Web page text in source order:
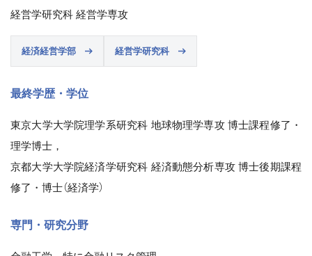
経営学研究科 経営学専攻
経済経営学部 経営学研究科
最終学歴・学位
東京大学大学院理学系研究科 地球物理学専攻 博士課程修了・
理学博士，
京都大学大学院経済学研究科 経済動態分析専攻 博士後期課程
修了・博士（経済学）
専門・研究分野